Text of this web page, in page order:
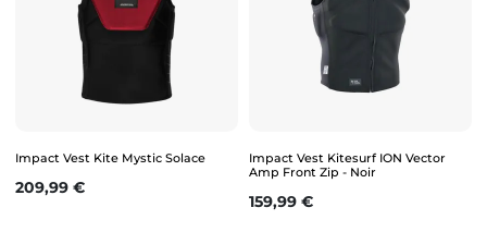
Impact Vest Kite Mystic Solace
Prix
209,99 €
Impact Vest Kitesurf ION Vector
Amp Front Zip - Noir
Prix
159,99 €